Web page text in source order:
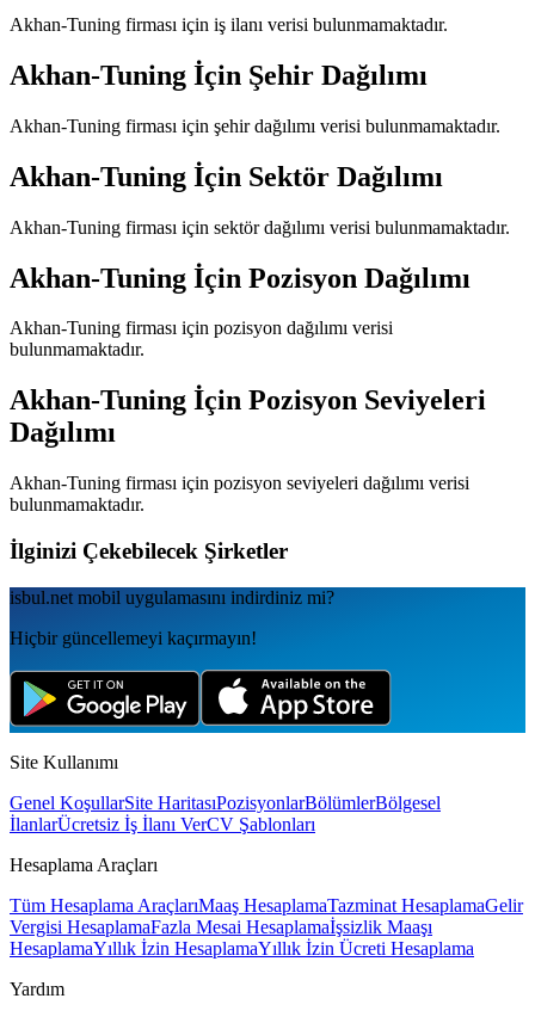
Akhan-Tuning firması için iş ilanı verisi bulunmamaktadır.
Akhan-Tuning İçin Şehir Dağılımı
Akhan-Tuning firması için şehir dağılımı verisi bulunmamaktadır.
Akhan-Tuning İçin Sektör Dağılımı
Akhan-Tuning firması için sektör dağılımı verisi bulunmamaktadır.
Akhan-Tuning İçin Pozisyon Dağılımı
Akhan-Tuning firması için pozisyon dağılımı verisi
bulunmamaktadır.
Akhan-Tuning İçin Pozisyon Seviyeleri
Dağılımı
Akhan-Tuning firması için pozisyon seviyeleri dağılımı verisi
bulunmamaktadır.
İlginizi Çekebilecek Şirketler
isbul.net mobil uygulamаsını indirdiniz mi?
Hiçbir güncellemeyi kaçırmayın!
Site Kullanımı
Genel KoşullarSite HaritasıPozisyonlarBölümlerBölgesel
İlanlarÜcretsiz İş İlanı VerCV Şablonları
Hesaplama Araçları
Tüm Hesaplama AraçlarıMaaş HesaplamaTazminat HesaplamaGelir
Vergisi HesaplamaFazla Mesai Hesaplamaİşsizlik Maaşı
HesaplamaYıllık İzin HesaplamaYıllık İzin Ücreti Hesaplama
Yardım